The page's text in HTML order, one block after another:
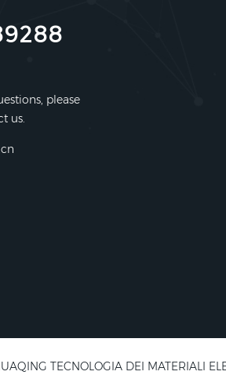
please
us.
TECNOLOGIA DEI MATERIALI